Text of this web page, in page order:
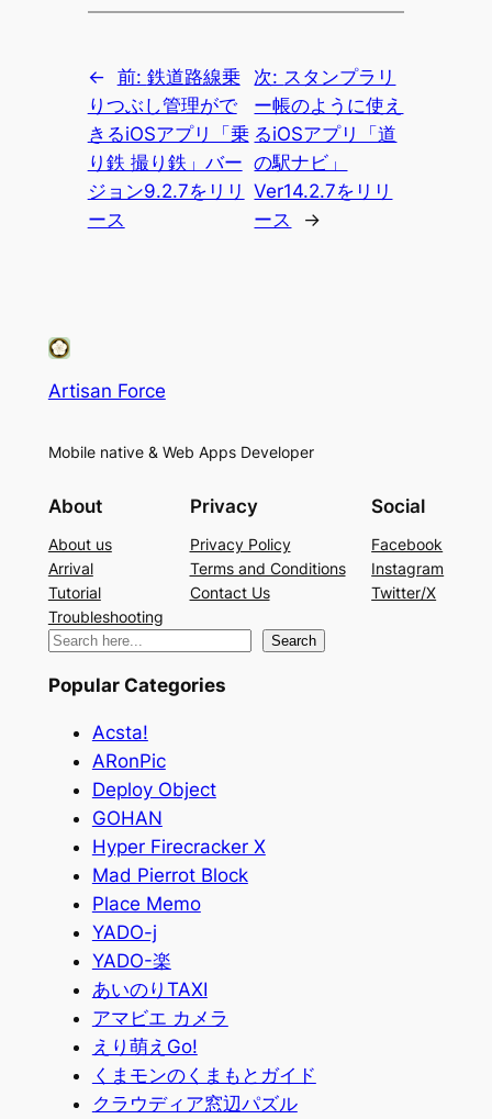
← 前: 鉄道路線乗
りつぶし管理がで
きるiOSアプリ「乗
り鉄 撮り鉄」バー
ジョン9.2.7をリリ
ース
次: スタンプラリ
ー帳のように使え
るiOSアプリ「道
の駅ナビ」
Ver14.2.7をリリ
ース
→
Artisan Force
Mobile native & Web Apps Developer
About
About us
Arrival
Tutorial
Troubleshooting
Privacy
Privacy Policy
Terms and Conditions
Contact Us
Social
Facebook
Instagram
Twitter/X
検
Search
Popular Categories
Acsta!
ARonPic
Deploy Object
GOHAN
Hyper Firecracker X
Mad Pierrot Block
Place Memo
YADO-j
YADO-楽
あいのりTAXI
アマビエ カメラ
えり萌えGo!
くまモンのくまもとガイド
クラウディア窓辺パズル